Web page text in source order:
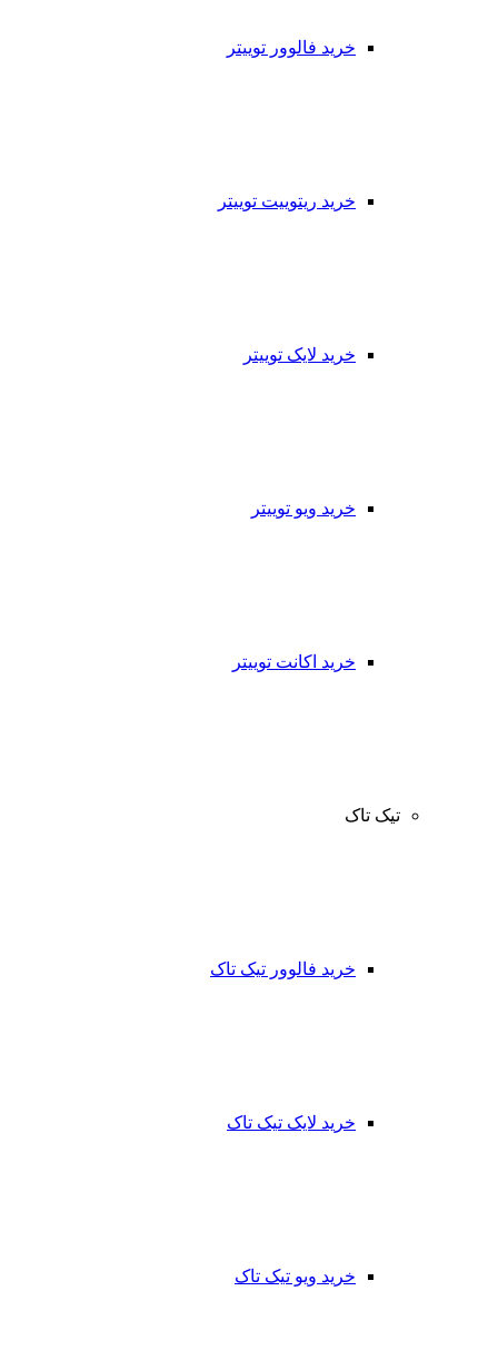
خرید فالوور توییتر
خرید ریتوییت توییتر
خرید لایک توییتر
خرید ویو توییتر
خرید اکانت توییتر
تیک تاک
خرید فالوور تیک تاک
خرید لایک تیک تاک
خرید ویو تیک تاک